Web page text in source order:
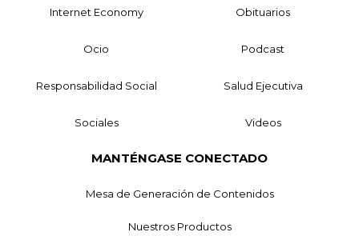
Internet Economy Obituarios
Ocio Podcast
Responsabilidad Social Salud Ejecutiva
Sociales Videos
MANTÉNGASE CONECTADO
Mesa de Generación de Contenidos
Nuestros Productos